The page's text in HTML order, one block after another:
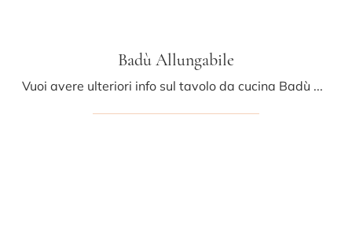
Badù Allungabile
Vuoi avere ulteriori info sul tavolo da cucina Badù Allungabile di Midj? Clicca e scopri di più sui modelli allungabili dell'azienda.